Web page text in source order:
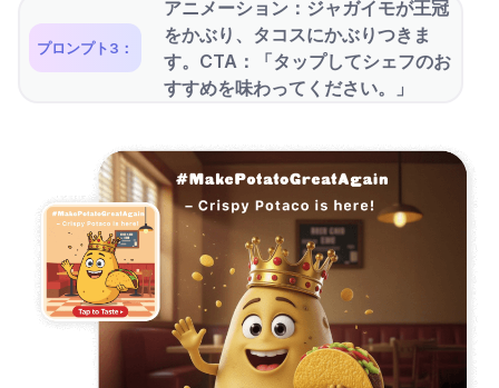
プロンプト3：
アニメーション：ジャガイモが王冠
をかぶり、タコスにかぶりつきま
す。CTA：「タップしてシェフのお
すすめを味わってください。」